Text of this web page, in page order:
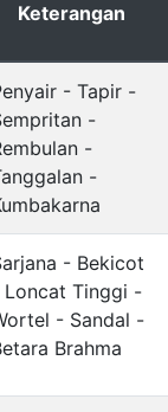
Keterangan
- Tapir -
-
-
-
- Bekicot
Loncat Tinggi -
- Sandal -
Brahma